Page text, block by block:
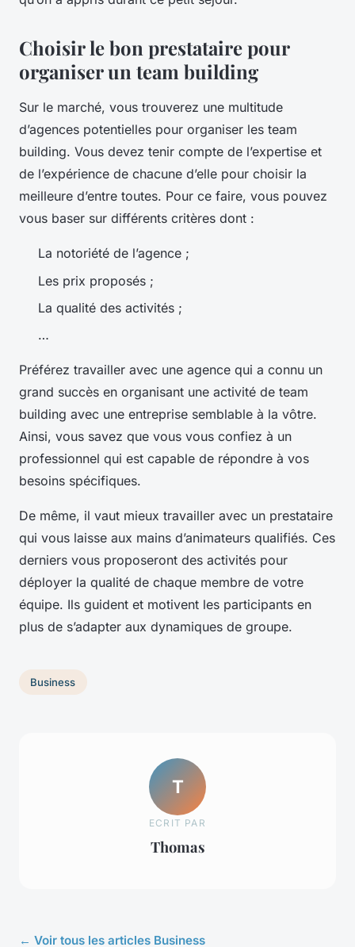
Choisir le bon prestataire pour
organiser un team building
Sur le marché, vous trouverez une multitude
d’agences potentielles pour organiser les team
building. Vous devez tenir compte de l’expertise et
de l’expérience de chacune d’elle pour choisir la
meilleure d’entre toutes. Pour ce faire, vous pouvez
vous baser sur différents critères dont :
La notoriété de l’agence ;
Les prix proposés ;
La qualité des activités ;
…
Préférez travailler avec une agence qui a connu un
grand succès en organisant une activité de team
building avec une entreprise semblable à la vôtre.
Ainsi, vous savez que vous vous confiez à un
professionnel qui est capable de répondre à vos
besoins spécifiques.
De même, il vaut mieux travailler avec un prestataire
qui vous laisse aux mains d’animateurs qualifiés. Ces
derniers vous proposeront des activités pour
déployer la qualité de chaque membre de votre
équipe. Ils guident et motivent les participants en
plus de s’adapter aux dynamiques de groupe.
Business
T
ECRIT PAR
Thomas
← Voir tous les articles Business